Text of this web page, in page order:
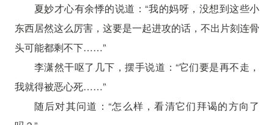
夏妙才心有余悸的说道：“我的妈呀，没想到这些小
东西居然这么厉害，这要是一起进攻的话，不出片刻连骨
头可能都剩不下……”
李潇然干呕了几下，摆手说道：“它们要是再不走，
我就得被恶心死……”
随后对其问道：“怎么样，看清它们拜谒的方向了